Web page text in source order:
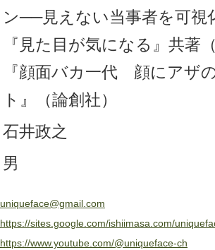
ン──見えない当事者を可視
『見た目が気になる』共著
『顔面バカ一代 顔にアザ
ト』（論創社）
石井政之
男
uniqueface@gmail.com
https://sites.google.com/ishiimasa.com/
https://www.youtube.com/@uniqueface-ch